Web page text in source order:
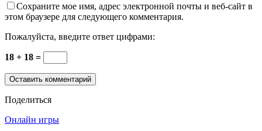
Сохраните мое имя, адрес электронной почты и веб-сайт в
этом браузере для следующего комментария.
Пожалуйста, введите ответ цифрами:
18 + 18 =
Поделиться
Онлайн игры